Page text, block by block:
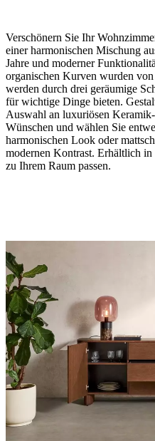
Größe
Material
dunkles
amountOfDrawers
3
Design
von
Morten
Wichtige
Funktionen
Verschönern Sie Ihr
einer harmonischen Mischung
Jahre und moderner
organischen Kurven wurden
werden durch drei geräumige
für wichtige Dinge bieten.
Auswahl an luxuriösen
Wünschen und wählen Sie
harmonischen Look oder
modernen Kontrast. Erhältlich in
zu Ihrem Raum passen.